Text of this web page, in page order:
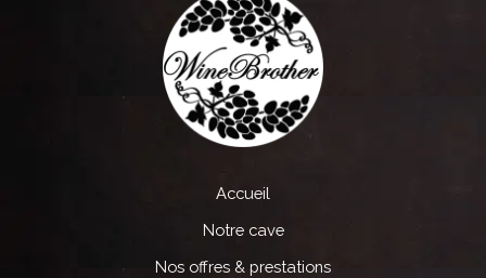
Accueil
Notre cave
Nos offres & prestations